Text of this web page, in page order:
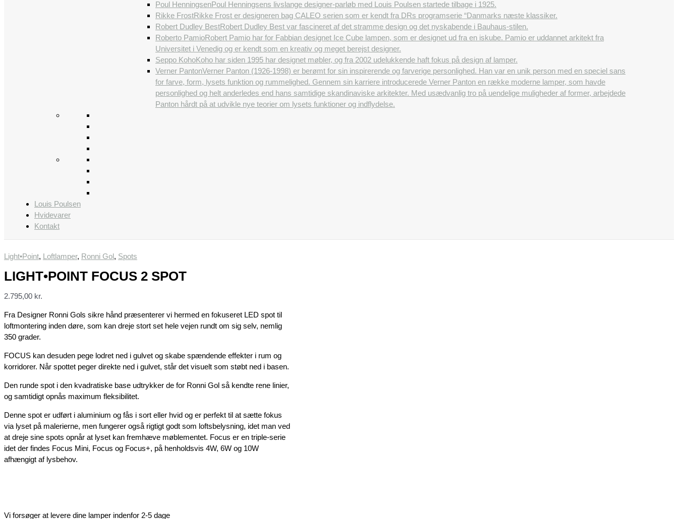
Poul HenningsenPoul Henningsens livslange designer-parløb med Louis Poulsen startede tilbage i 1925.
Rikke FrostRikke Frost er designeren bag CALEO serien som er kendt fra DRs programserie “Danmarks næste klassiker.
Robert Dudley BestRobert Dudley Best var fascineret af det stramme design og det nyskabende i Bauhaus-stilen.
Roberto PamioRobert Pamio har for Fabbian designet Ice Cube lampen, som er designet ud fra en iskube. Pamio er uddannet arkitekt fra
Universitet i Venedig og er kendt som en kreativ og meget berejst designer.
Seppo KohoKoho har siden 1995 har designet møbler, og fra 2002 udelukkende haft fokus på design af lamper.
Verner PantonVerner Panton (1926-1998) er berømt for sin inspirerende og farverige personlighed. Han var en unik person med en speciel sans
for farve, form, lysets funktion og rummelighed. Gennem sin karriere introducerede Verner Panton en række moderne lamper, som havde
personlighed og helt anderledes end hans samtidige skandinaviske arkitekter. Med usædvanlig tro på uendelige muligheder af former, arbejdede
Panton hårdt på at udvikle nye teorier om lysets funktioner og indflydelse.
Louis Poulsen
Hvidevarer
Kontakt
Light•Point, Loftlamper, Ronni Gol, Spots
LIGHT•POINT FOCUS 2 SPOT
2.795,00 kr.
Fra Designer Ronni Gols sikre hånd præsenterer vi hermed en fokuseret LED spot til
loftmontering inden døre, som kan dreje stort set hele vejen rundt om sig selv, nemlig
350 grader.
FOCUS kan desuden pege lodret ned i gulvet og skabe spændende effekter i rum og
korridorer. Når spottet peger direkte ned i gulvet, står det visuelt som støbt ned i basen.
Den runde spot i den kvadratiske base udtrykker de for Ronni Gol så kendte rene linier,
og samtidigt opnås maximum fleksibilitet.
Denne spot er udført i aluminium og fås i sort eller hvid og er perfekt til at sætte fokus
via lyset på malerierne, men fungerer også rigtigt godt som loftsbelysning, idet man ved
at dreje sine spots opnår at lyset kan fremhæve møblementet. Focus er en triple-serie
idet der findes Focus Mini, Focus og Focus+, på henholdsvis 4W, 6W og 10W
afhængigt af lysbehov.
Vi forsøger at levere dine lamper indenfor 2-5 dage